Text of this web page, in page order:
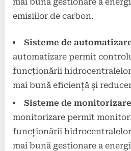
emisiilor de carbon.
Sisteme de
automatizare permit
funcționării
mai bună eficiență și
Sisteme de monitorizare
monitorizare permit
funcționării
mai bună gestionare a